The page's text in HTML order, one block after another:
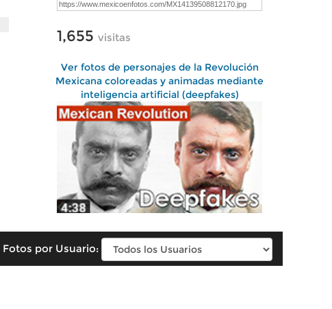
1,655 visitas
Ver fotos de personajes de la Revolución
Mexicana coloreadas y animadas mediante
inteligencia artificial (deepfakes)
Fotos por Usuario: